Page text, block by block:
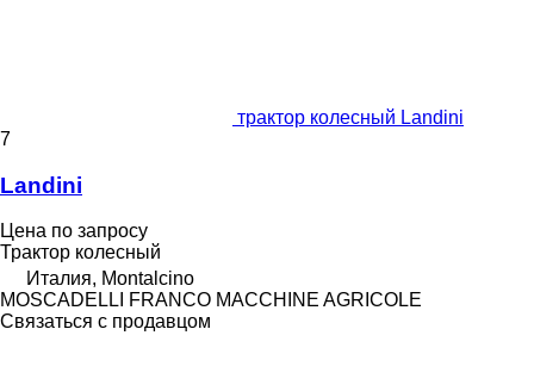
трактор колесный Landini
7
Landini
Цена по запросу
Трактор колесный
Италия, Montalcino
MOSCADELLI FRANCO MACCHINE AGRICOLE
Связаться с продавцом